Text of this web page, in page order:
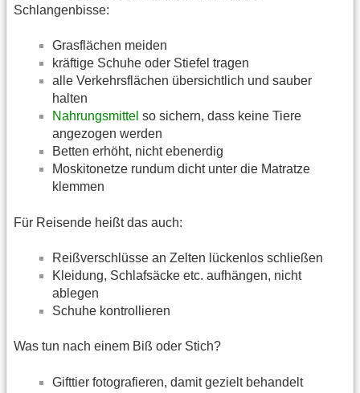
Schlangenbisse:
Grasflächen meiden
kräftige Schuhe oder Stiefel tragen
alle Verkehrsflächen übersichtlich und sauber
halten
Nahrungsmittel so sichern, dass keine Tiere
angezogen werden
Betten erhöht, nicht ebenerdig
Moskitonetze rundum dicht unter die Matratze
klemmen
Für Reisende heißt das auch:
Reißverschlüsse an Zelten lückenlos schließen
Kleidung, Schlafsäcke etc. aufhängen, nicht
ablegen
Schuhe kontrollieren
Was tun nach einem Biß oder Stich?
Gifttier fotografieren, damit gezielt behandelt